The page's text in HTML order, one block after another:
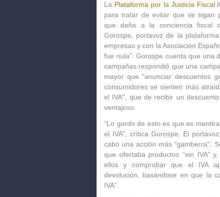
La Plataforma por la Justicia Fiscal
para tratar de evitar que se sigan
que daña a la conciencia fiscal
Gorospe, portavoz de la
empresas y con la Asociación
fue nula”. Gorospe cuenta que una
campañas respondió que una
mayor que “anunciar descuentos
consumidores se sienten más
el IVA", que de recibir un
ventajoso.
“Lo gordo de esto es que es mentira
el IVA”, critica Gorospe. El
cabo una acción más "gamberra".
que ofertaba productos “sin IVA”
ellos y comprobar que el IVA
devolución, basándose en que la
IVA”.